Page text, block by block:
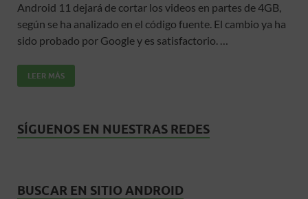
e
b
o
o
itt
er
ail at
s
m
p
Android 11 dejará de cortar los videos en partes de 4GB,
según se ha analizado en el código fuente. El cambio ya ha
sido probado por Google y es satisfactorio. …
LEER MÁS
SÍGUENOS EN NUESTRAS REDES
BUSCAR EN SITIO ANDROID